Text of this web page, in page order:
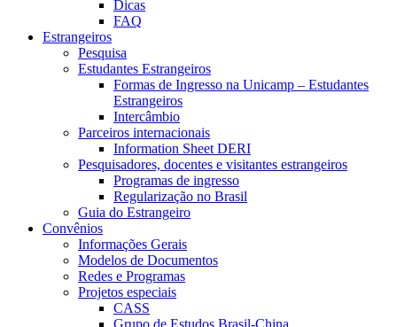
Dicas
FAQ
Estrangeiros
Pesquisa
Estudantes Estrangeiros
Formas de Ingresso na Unicamp – Estudantes
Estrangeiros
Intercâmbio
Parceiros internacionais
Information Sheet DERI
Pesquisadores, docentes e visitantes estrangeiros
Programas de ingresso
Regularização no Brasil
Guia do Estrangeiro
Convênios
Informações Gerais
Modelos de Documentos
Redes e Programas
Projetos especiais
CASS